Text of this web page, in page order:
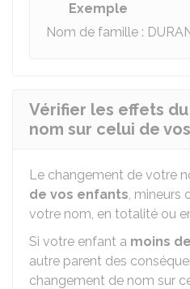
Exemple
Nom de famille :
Vérifier les effets
nom sur celui de
Le changement de votre
de vos enfants, mineurs
votre nom, en totalité ou
Si votre enfant a moins
autre parent des
changement de nom sur